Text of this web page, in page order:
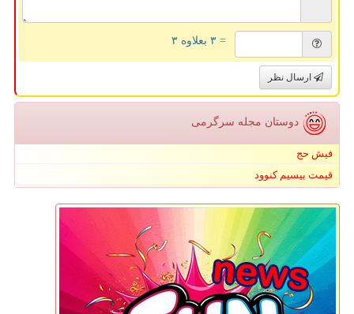
= ۳ بعلاوه ۳
ارسال نظر
دوستان مجله سرگرمی
فیش حج
قیمت بیسیم کنوود